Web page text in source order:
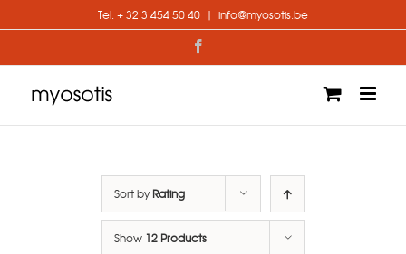
to
Tel. + 32 3 454 50 40 | info@myosotis.be
Sort byRating
Show 12 Products